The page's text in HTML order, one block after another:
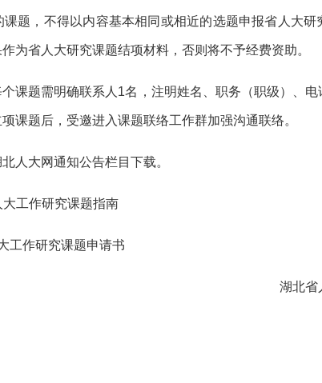
题，不得以内容基本相同或相近的选题申报省人大研
为省人大研究课题结项材料，否则将不予经费资助。
个课题需明确联系人1名，注明姓名、职务（职级）、
课题后，受邀进入课题联络工作群加强沟通联络。
人大网通知公告栏目下载。
工作研究课题指南
工作研究课题申请书
湖北省